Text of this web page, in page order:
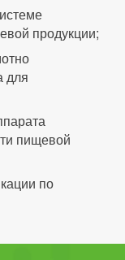
продукции;
для
пищевой
по